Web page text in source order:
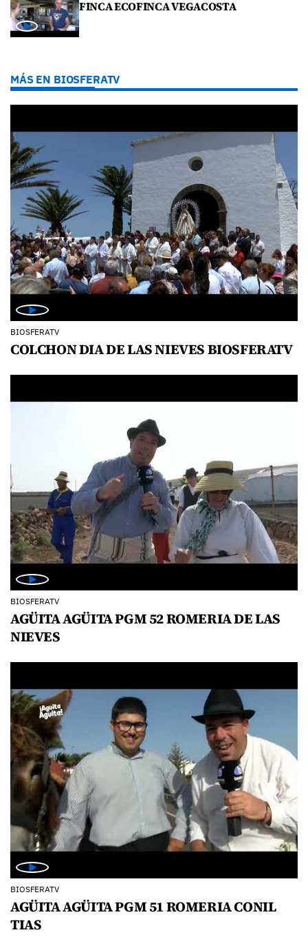
FINCA ECOFINCA VEGACOSTA
MÁS EN BIOSFERATV
BIOSFERATV
COLCHON DIA DE LAS NIEVES BIOSFERATV
BIOSFERATV
AGÜITA AGÜITA PGM 52 ROMERIA DE LAS
NIEVES
BIOSFERATV
AGÜITA AGÜITA PGM 51 ROMERIA CONIL
TIAS